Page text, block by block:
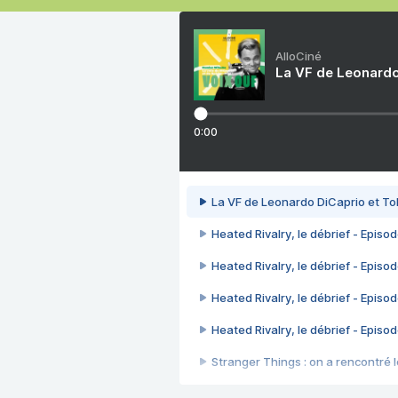
AlloCiné
La VF de
0:00
La VF de Leonardo DiCaprio et
Heated Rivalry, le débrief -
Heated Rivalry, le débrief -
Heated Rivalry, le débrief -
Heated Rivalry, le débrief -
Stranger Things : on a rencontré